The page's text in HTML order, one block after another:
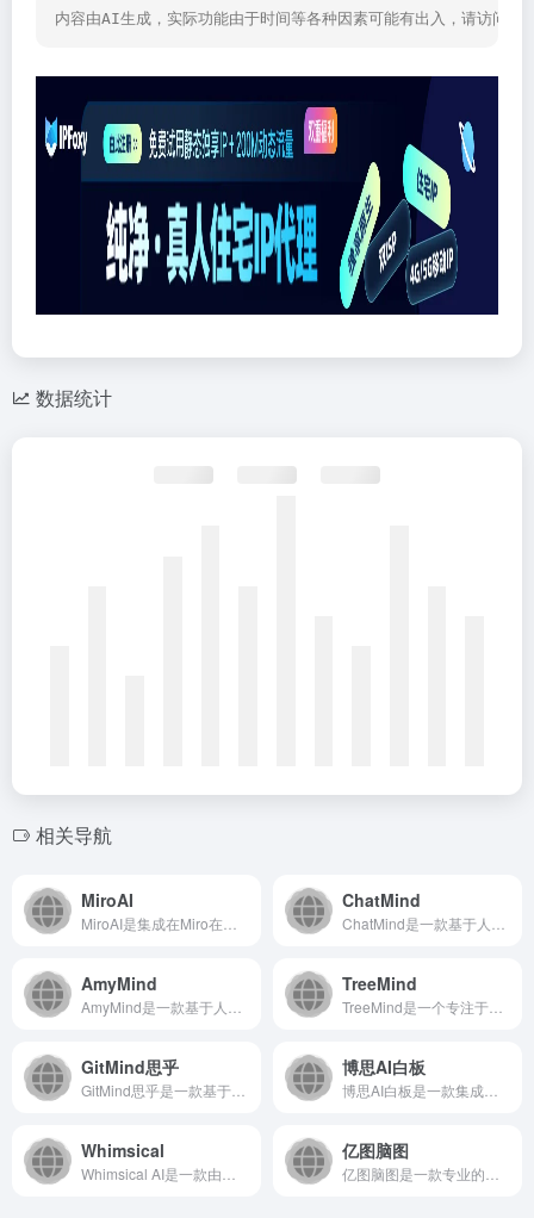
内容由AI生成，实际功能由于时间等各种因素可能有出入，请访问网
数据统计
相关导航
MiroAI ChatMind
AmyMind TreeMind
GitMind思乎 博思AI白板
Whimsical 亿图脑图